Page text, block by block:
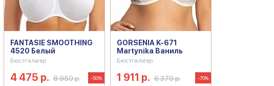
FANTASIE SMOOTHING
4520 Белый
Бюстгальтер
4 475 р. 8 950 р. -50%
GORSENIA K-671
Martynika Ваниль
Бюстгальтер
1 911 р. 6 370 р. -70%